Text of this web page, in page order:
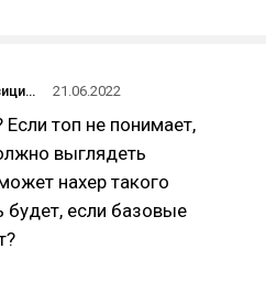
Собеседование на позицию топ-менеджера: универсальный гайд
21.06.2022
Если топ не понимает,
выглядеть
нахер такого
будет, если базовые